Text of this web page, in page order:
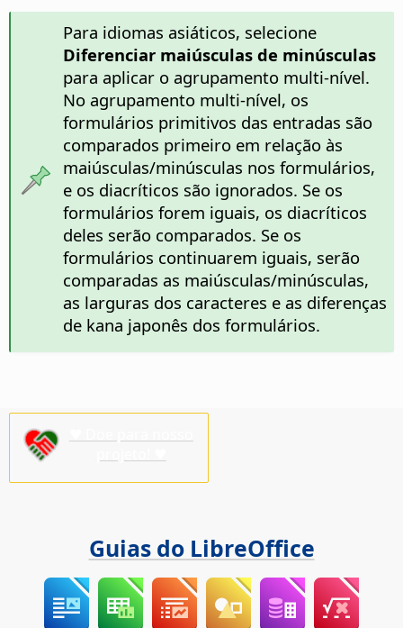
Para idiomas asiáticos, selecione
Diferenciar maiúsculas de minúsculas
para aplicar o agrupamento multi-nível.
No agrupamento multi-nível, os
formulários primitivos das entradas são
comparados primeiro em relação às
maiúsculas/minúsculas nos formulários,
e os diacríticos são ignorados. Se os
formulários forem iguais, os diacríticos
deles serão comparados. Se os
formulários continuarem iguais, serão
comparadas as maiúsculas/minúsculas,
as larguras dos caracteres e as diferenças
de kana japonês dos formulários.
Guias do LibreOffice